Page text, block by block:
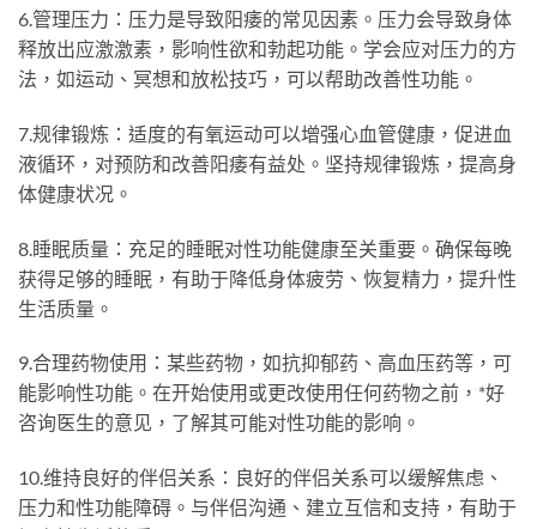
6.管理压力：压力是导致阳痿的常见因素。压力会导致身体
释放出应激激素，影响性欲和勃起功能。学会应对压力的方
法，如运动、冥想和放松技巧，可以帮助改善性功能。
7.规律锻炼：适度的有氧运动可以增强心血管健康，促进血
液循环，对预防和改善阳痿有益处。坚持规律锻炼，提高身
体健康状况。
8.睡眠质量：充足的睡眠对性功能健康至关重要。确保每晚
获得足够的睡眠，有助于降低身体疲劳、恢复精力，提升性
生活质量。
9.合理药物使用：某些药物，如抗抑郁药、高血压药等，可
能影响性功能。在开始使用或更改使用任何药物之前，*好
咨询医生的意见，了解其可能对性功能的影响。
10.维持良好的伴侣关系：良好的伴侣关系可以缓解焦虑、
压力和性功能障碍。与伴侣沟通、建立互信和支持，有助于